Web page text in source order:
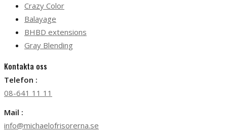
Crazy Color
Balayage
BHBD extensions
Gray Blending
Kontakta oss
Telefon :
08-641 11 11
Mail :
info@michaelofrisorerna.se